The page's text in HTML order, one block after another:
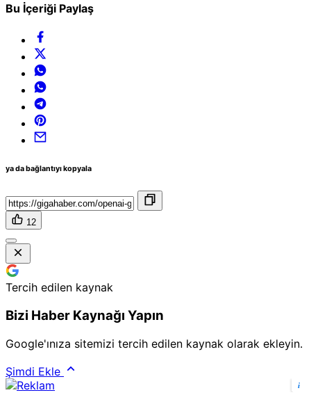
Bu İçeriği Paylaş
ya da bağlantıyı kopyala
12
Tercih edilen kaynak
Bizi Haber Kaynağı Yapın
Google'ınıza sitemizi tercih edilen kaynak olarak ekleyin.
Şimdi Ekle
i